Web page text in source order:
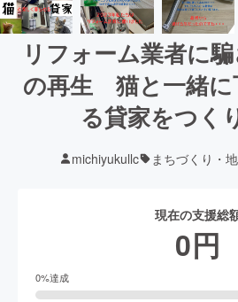
リフォーム業者に
の再生 猫と一緒に
る貸家をつく
michiyukullc まちづくり・
現在の支援総
0円
0%達成